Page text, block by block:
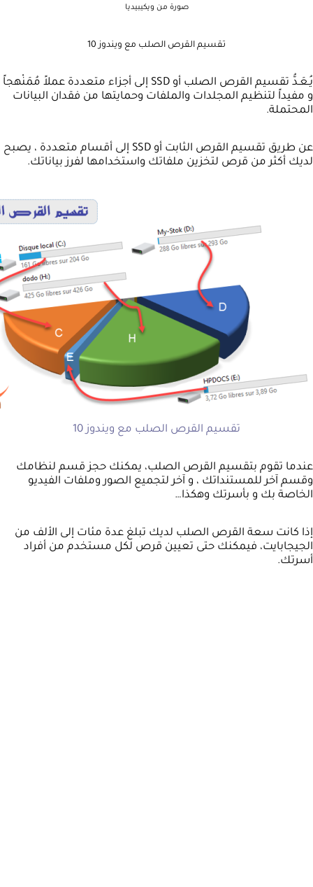
صورة من ويكيبيديا
تقسيم القرص الصلب مع ويندوز 10
يُـعَـدُّ تقسيم القرص الصلب أو SSD إلى أجزاء متعددة عملاً مُمَنْهجاً
و مفيداً لتنظيم المجلدات والملفات وحمايتها من فقدان البيانات
المحتملة.
عن طريق تقسيم القرص الثابت أو SSD إلى أقسام متعددة ، يصبح
لديك أكثر من قرص لتخزين ملفاتك واستخدامها لفرز بياناتك.
تقسيم القرص الصلب مع ويندوز 10
عندما تقوم بتقسيم القرص الصلب، يمكنك حجز قسم لنظامك
وقسم آخر للمستنداتك ، و آخر لتجميع الصور وملفات الفيديو
الخاصة بك و بأسرتك وهكذا…
إذا كانت سعة القرص الصلب لديك تبلغ عدة مئات إلى الألف من
الجيجابايت، فيمكنك حتى تعيين قرص لكل مستخدم من أفراد
أسرتك.